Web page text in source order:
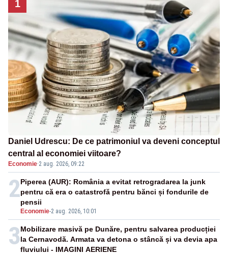
1
Daniel Udrescu: De ce patrimoniul va deveni conceptul
central al economiei viitoare?
Economie·2 aug. 2026, 09:22
2
Economie-2 aug. 2026, 10:01
Piperea (AUR): România a evitat retrogradarea la junk
pentru că era o catastrofă pentru bănci și fondurile de
pensii
3Mobilizare masivă pe Dunăre, pentru salvarea producției
la Cernavodă. Armata va detona o stâncă și va devia apa
fluviului - IMAGINI AERIENE